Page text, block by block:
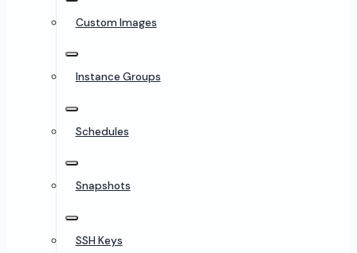
Custom Images
Instance Groups
Schedules
Snapshots
SSH Keys